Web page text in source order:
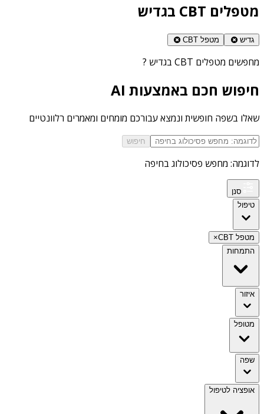
מטפלים CBT בגדיש
גדיש מטפל CBT
מחפשים מטפלים CBT בגדיש ?
חיפוש חכם באמצעות AI
שאלו בשפה חופשית ונמצא עבורכם מומחים ומאמרים רלוונטיים
חיפוש
לדוגמה: מחפש פסיכולוג בחיפה
סנן
טיפול
מטפל CBT
×
התמחות
איזור
מטופל
שפה
אופציה לטיפול